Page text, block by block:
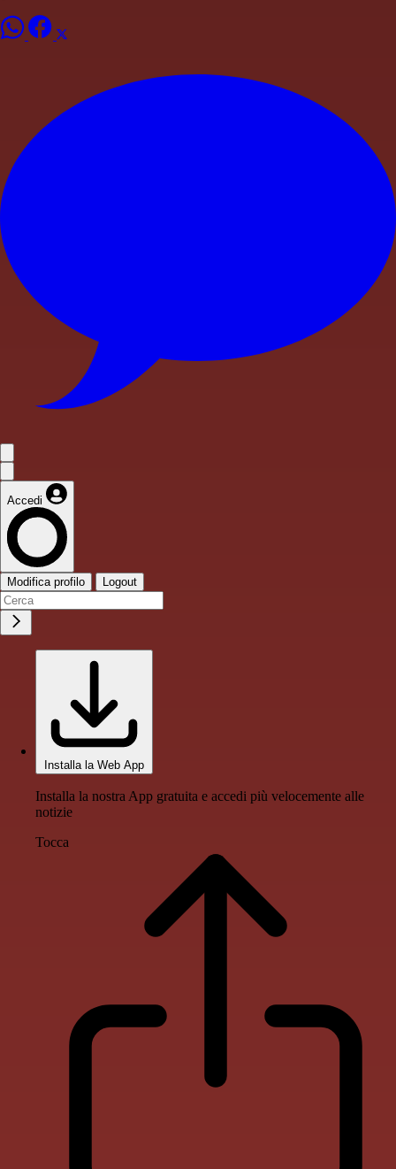
Accedi
Modifica profilo Logout
Installa la Web App
Installa la nostra App gratuita e accedi più velocemente alle
notizie
Tocca